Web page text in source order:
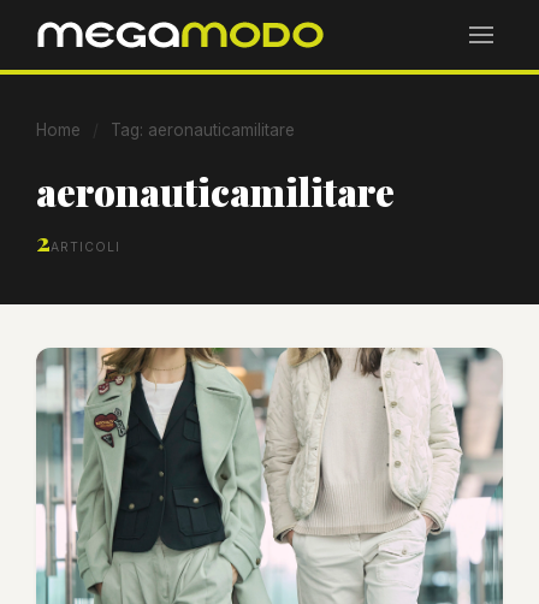
Home Tag: aeronauticamilitare
aeronauticamilitare
2ARTICOLI